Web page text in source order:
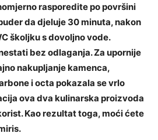
rasporedite po površini
da djeluje 30 minuta, nakon
školjku s dovoljno vode.
bez odlaganja. Za upornije
nakupljanje kamenca,
i octa pokazala se vrlo
ova dva kulinarska proizvoda
Kao rezultat toga, moći ćete